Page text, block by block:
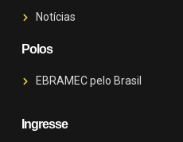
Notícias
Polos
EBRAMEC pelo Brasil
Ingresse